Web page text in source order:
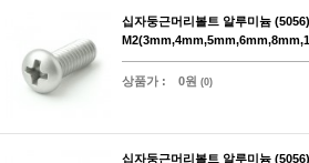
십자둥근머리볼트 알루미늄 (5056)
상품가 : 0원 (0)
십자둥근머리볼트 알루미늄 (5056)